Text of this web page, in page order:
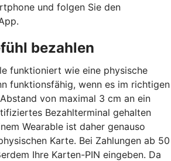
und folgen Sie den
bezahlen
funktioniert wie eine physische
funktionsfähig, wenn es im richtigen
von maximal 3 cm an ein
Bezahlterminal gehalten
Wearable ist daher genauso
Karte. Bei Zahlungen ab 50
Ihre Karten-PIN eingeben. Da